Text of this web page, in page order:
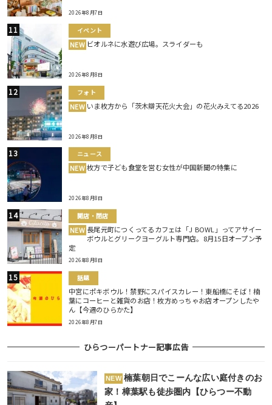
2026年8月7日
イベント
NEW ビオルネに水遊び広場。スライダーも
2026年8月8日
フォト
NEW いま枚方から「茨木辯天花火大会」の花火みえてる2026
2026年8月8日
ニュース
NEW 枚方で子ども食堂を営む女性が中国新聞の特集に
2026年8月8日
開店・閉店
NEW 長尾元町につくってるカフェは「J BOWL」ってアサイー
ボウルとグリークヨーグルト専門店。8月15日オープン予
定
2026年8月8日
話題
中宮にポキボウル！禁野にスパイスカレー！東船橋にそば！楠
葉にコーヒーと雑貨のお店！枚方めっちゃお店オープンしたや
ん【今週のひらかた】
2026年8月7日
ひらつーパートナー記事広告
NEW 楠葉朝日でこーんな広い庭付きのお
家！樟葉駅も徒歩圏内【ひらつー不動